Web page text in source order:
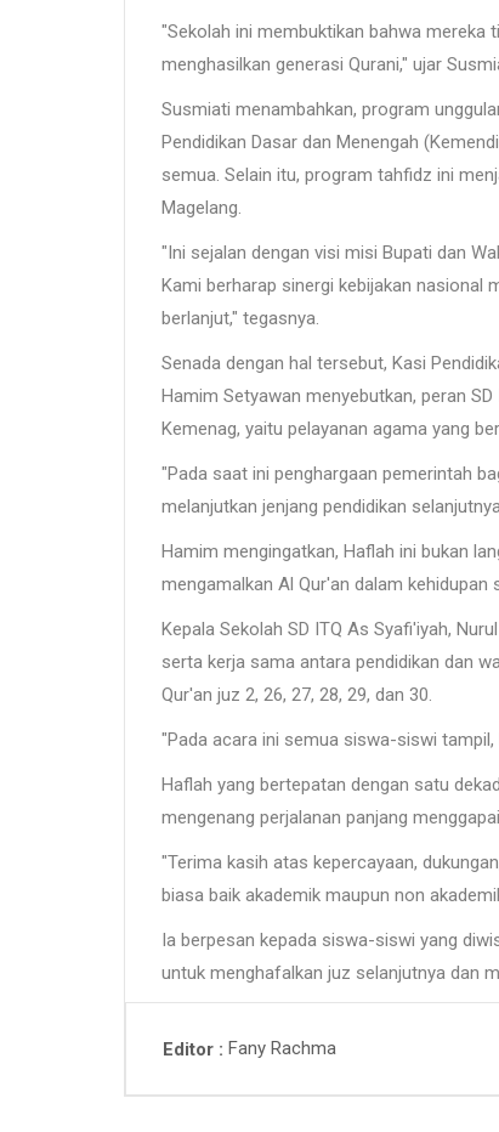
"Sekolah ini membuktikan bahwa mereka
menghasilkan generasi Qurani," ujar
Susmiati menambahkan, program
Pendidikan Dasar dan Menengah
semua. Selain itu, program tahfidz ini
Magelang.
"Ini sejalan dengan visi misi Bupati dan
Kami berharap sinergi kebijakan nasional
berlanjut," tegasnya.
Senada dengan hal tersebut, Kasi
Hamim Setyawan menyebutkan, peran
Kemenag, yaitu pelayanan agama yang
"Pada saat ini penghargaan pemerintah
melanjutkan jenjang pendidikan
Hamim mengingatkan, Haflah ini bukan
mengamalkan Al Qur'an dalam kehidupan
Kepala Sekolah SD ITQ As Syafi'iyah,
serta kerja sama antara pendidikan dan
Qur'an juz 2, 26, 27, 28, 29, dan 30.
"Pada acara ini semua siswa-siswi
Haflah yang bertepatan dengan satu
mengenang perjalanan panjang
"Terima kasih atas kepercayaan,
biasa baik akademik maupun non
Ia berpesan kepada siswa-siswi yang
untuk menghafalkan juz selanjutnya dan
Editor Fany Rachma